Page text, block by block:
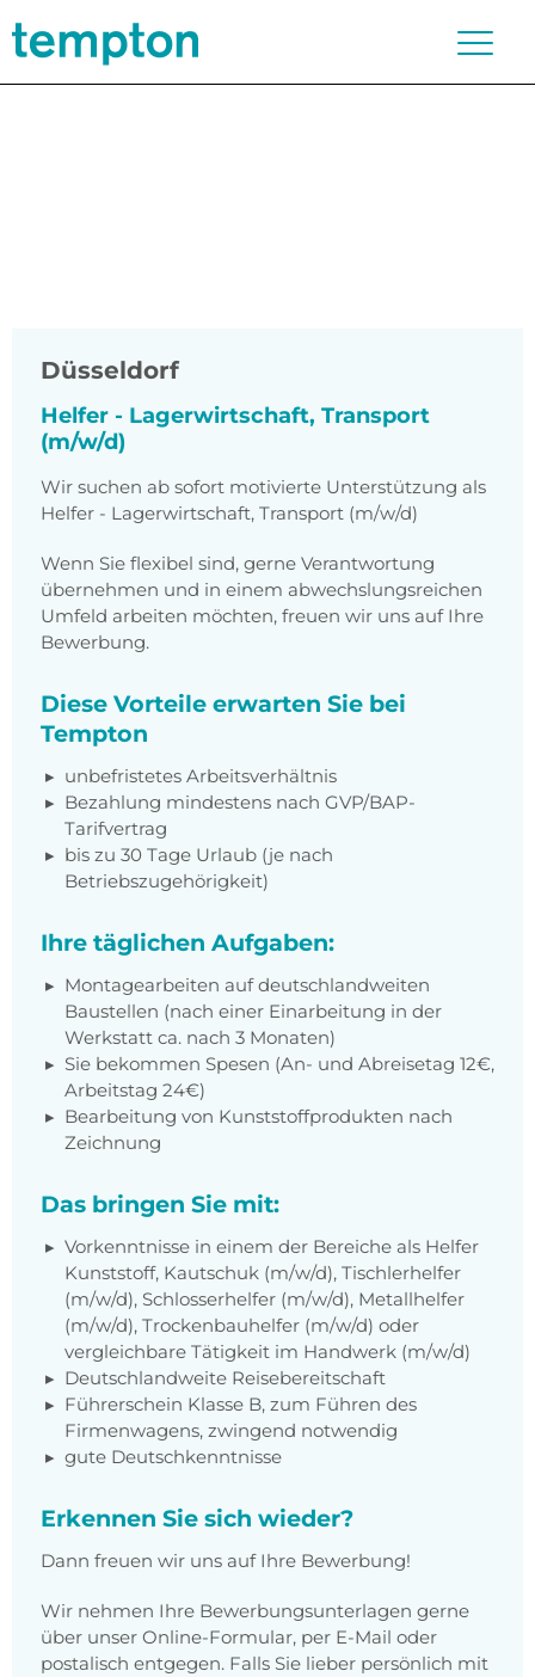
Düsseldorf
Helfer - Lagerwirtschaft, Transport
(m/w/d)
Wir suchen ab sofort motivierte Unterstützung als
Helfer - Lagerwirtschaft, Transport (m/w/d)
Wenn Sie flexibel sind, gerne Verantwortung
übernehmen und in einem abwechslungsreichen
Umfeld arbeiten möchten, freuen wir uns auf Ihre
Bewerbung.
Diese Vorteile erwarten Sie bei
Tempton
unbefristetes Arbeitsverhältnis
Bezahlung mindestens nach GVP/BAP-
Tarifvertrag
bis zu 30 Tage Urlaub (je nach
Betriebszugehörigkeit)
Ihre täglichen Aufgaben:
Montagearbeiten auf deutschlandweiten
Baustellen (nach einer Einarbeitung in der
Werkstatt ca. nach 3 Monaten)
Sie bekommen Spesen (An- und Abreisetag 12€,
Arbeitstag 24€)
Bearbeitung von Kunststoffprodukten nach
Zeichnung
Das bringen Sie mit:
Vorkenntnisse in einem der Bereiche als Helfer
Kunststoff, Kautschuk (m/w/d), Tischlerhelfer
(m/w/d), Schlosserhelfer (m/w/d), Metallhelfer
(m/w/d), Trockenbauhelfer (m/w/d) oder
vergleichbare Tätigkeit im Handwerk (m/w/d)
Deutschlandweite Reisebereitschaft
Führerschein Klasse B, zum Führen des
Firmenwagens, zwingend notwendig
gute Deutschkenntnisse
Erkennen Sie sich wieder?
Dann freuen wir uns auf Ihre Bewerbung!
Wir nehmen Ihre Bewerbungsunterlagen gerne
über unser Online-Formular, per E-Mail oder
postalisch entgegen. Falls Sie lieber persönlich mit